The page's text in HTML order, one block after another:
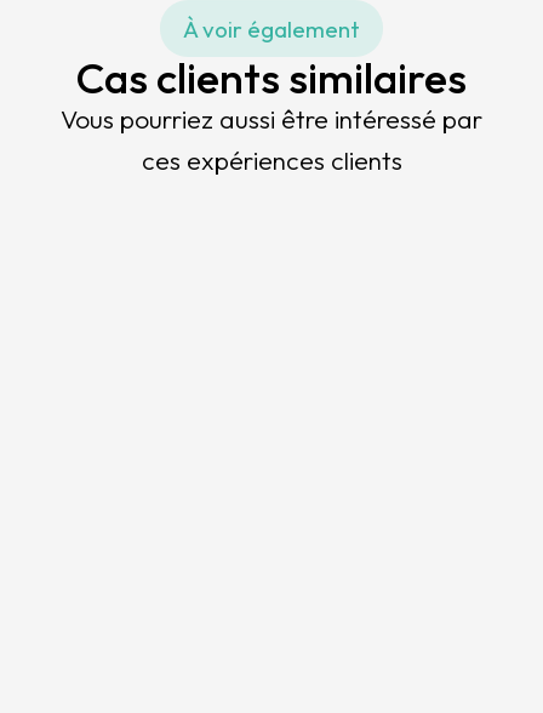
À voir également
Cas clients similaires
Vous pourriez aussi être intéressé par
ces expériences clients